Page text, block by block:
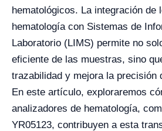
hematológicos. La integración de
hematología con Sistemas de
Laboratorio (LIMS) permite no
eficiente de las muestras, sino
trazabilidad y mejora la precisión
En este artículo, exploraremos
analizadores de hematología,
YR05123, contribuyen a esta